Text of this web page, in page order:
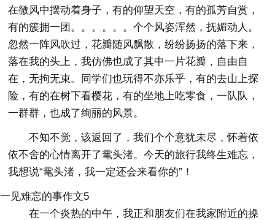
在微风中摆动着身子，有的仰望天空，有的孤芳自赏，
有的簇拥一团。。。。。。个个风姿浑然，抚媚动人。
忽然一阵风吹过，花瓣随风飘散，纷纷扬扬的落下来，
落在我的头上，我仿佛也成了其中一片花瓣，自由自
在，无拘无束。同学们也玩得不亦乐乎，有的去山上探
险，有的在树下看樱花，有的坐地上吃零食，一队队，
一群群，也成了绚丽的风景。
不知不觉，该返回了，我们个个意犹未尽，怀着依
依不舍的心情离开了鼋头渚。今天的旅行我终生难忘，
我想说“鼋头渚，我一定还会来看你的”！
一见难忘的事作文5
在一个炎热的中午，我正和朋友们在我家附近的操